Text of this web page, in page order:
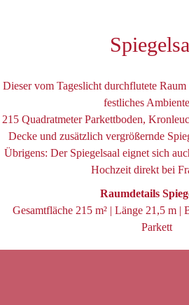
Dieser vom Tageslicht durchflutete
festliches
215 Quadratmeter Parkettboden,
Decke und zusätzlich vergrößernde
Übrigens: Der Spiegelsaal eignet sich
Hochzeit direkt bei
Raumdetails
Gesamtfläche 215 m² | Länge 21,5 m |
Parkett